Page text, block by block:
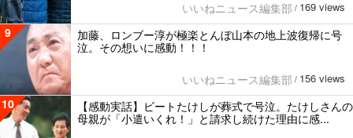
いいねニュース編集部 / 169 views
9
加藤、ロンブー淳が極楽とんぼ山本の地上波復帰に号
泣。その想いに感動！！！
いいねニュース編集部 / 156 views
10
【感動実話】ビートたけしが葬式で号泣。たけしさんの
母親が「小遣いくれ！」と請求し続けた理由に感...